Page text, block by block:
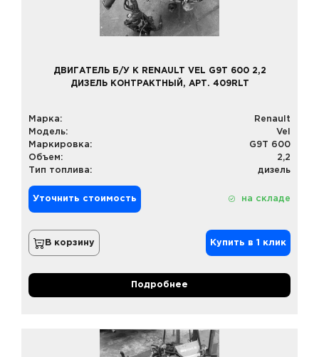
ДВИГАТЕЛЬ Б/У К RENAULT VEL G9T 600 2,2
ДИЗЕЛЬ КОНТРАКТНЫЙ, АРТ. 409RLT
Марка:
Renault
Модель:
Vel
Маркировка:
G9T 600
Объем:
2,2
Тип топлива:
дизель
Уточнить стоимость на складе
В корзину Купить в 1 клик
Подробнее